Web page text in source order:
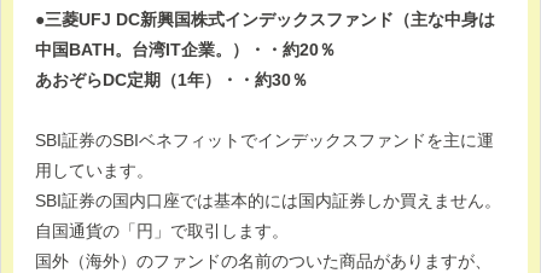
●三菱UFJ DC新興国株式インデックスファンド（主な中身は
中国BATH。台湾IT企業。）・・約20％
あおぞらDC定期（1年）・・約30％
SBI証券のSBIベネフィットでインデックスファンドを主に運
用しています。
SBI証券の国内口座では基本的には国内証券しか買えません。
自国通貨の「円」で取引します。
国外（海外）のファンドの名前のついた商品がありますが、